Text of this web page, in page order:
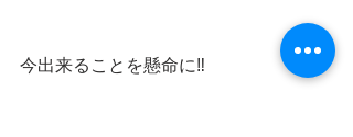
今出来ることを懸命に‼️